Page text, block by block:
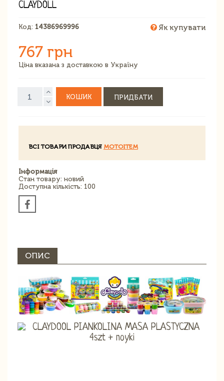
CLAYDOLL
Код: 14386969996 Як купувати
767 грн
Ціна вказана з доставкою в Україну
КОШИК ПРИДБАТИ
ВСІ ТОВАРИ ПРОДАВЦЯ MOTOITEM
Інформація
Стан товару: новий
Доступна кількість: 100
ОПИС